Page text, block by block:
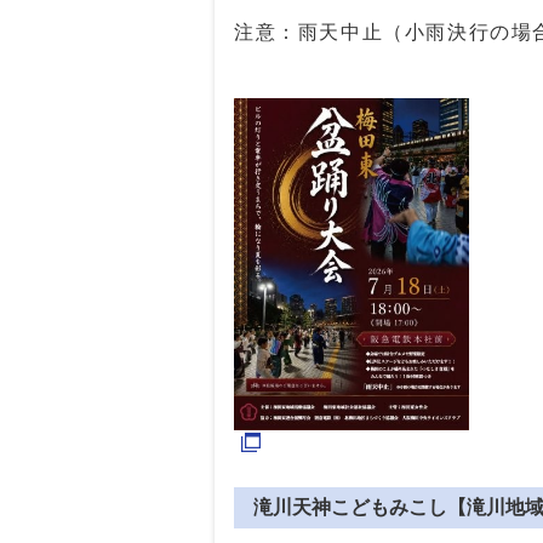
注意：雨天中止（小雨決行の場
滝川天神こどもみこし【滝川地域